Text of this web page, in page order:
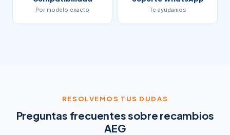
Por modelo exacto Te ayudamos
RESOLVEMOS TUS DUDAS
Preguntas frecuentes sobre recambios
AEG